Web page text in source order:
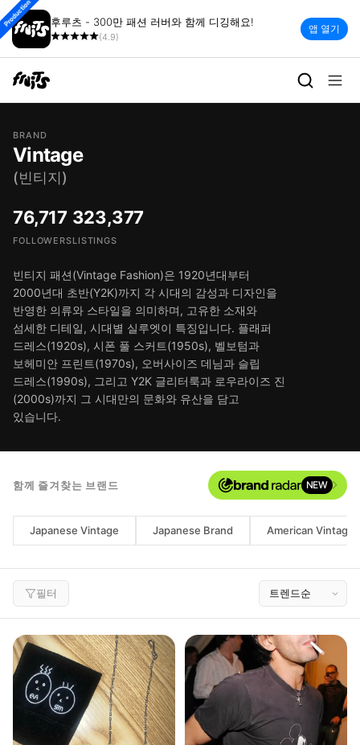
후루츠 - 300만 패션 러버와 함께 디깅해요!
(4.9)
앱 열기
BRAND
Vintage
(빈티지)
76,717
FOLLOWERS
323,377
LISTINGS
빈티지 패션(Vintage Fashion)은 1920년대부터
2000년대 초반(Y2K)까지 각 시대의 감성과 디자인을
반영한 의류와 스타일을 의미하며, 고유한 소재와
섬세한 디테일, 시대별 실루엣이 특징입니다. 플래퍼
드레스(1920s), 시폰 풀 스커트(1950s), 벨보텀과
보헤미안 프린트(1970s), 오버사이즈 데님과 슬립
드레스(1990s), 그리고 Y2K 글리터룩과 로우라이즈 진
(2000s)까지 그 시대만의 문화와 유산을 담고
있습니다.
함께 즐겨찾는 브랜드 NEW
Japanese Vintage Japanese Brand American Vintage
필터
Production